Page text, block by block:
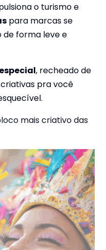
o turismo e
para marcas se
de forma leve e
, recheado de
pra você
mais criativo das